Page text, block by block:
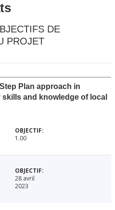
DE
PROJET
Plan approach in
and knowledge of local
1.00
28 avril
2023